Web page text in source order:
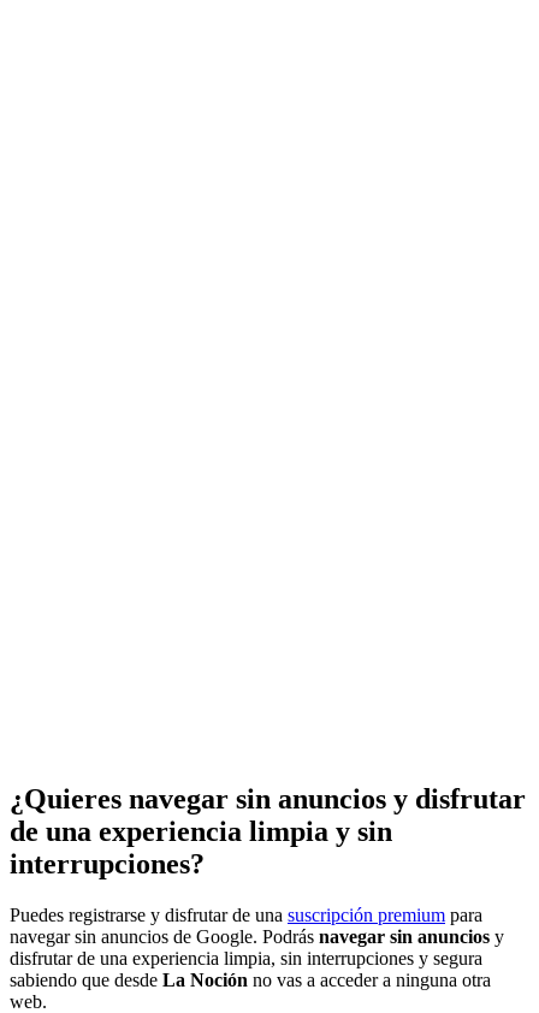
¿Quieres navegar sin anuncios y disfrutar
de una experiencia limpia y sin
interrupciones?
Puedes registrarse y disfrutar de una suscripción premium para
navegar sin anuncios de Google. Podrás navegar sin anuncios y
disfrutar de una experiencia limpia, sin interrupciones y segura
sabiendo que desde La Noción no vas a acceder a ninguna otra
web.